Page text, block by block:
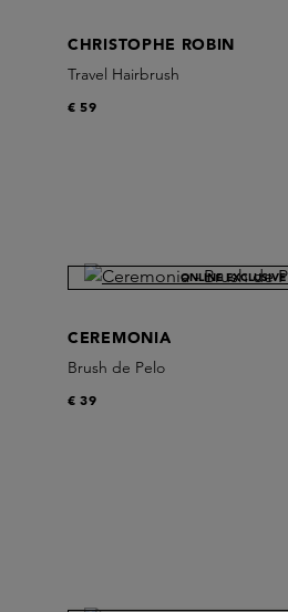
CHRISTOPHE ROBIN
Travel Hairbrush
€ 59
ONLINE EXCLUSIVE
CEREMONIA
Brush de Pelo
€ 39